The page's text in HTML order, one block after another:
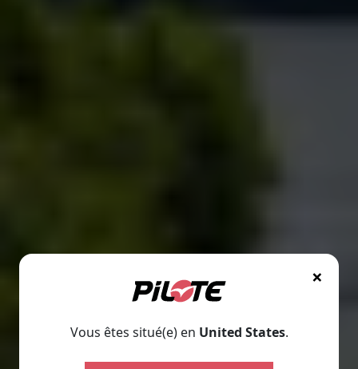
×
Vous êtes situé(e) en United States.